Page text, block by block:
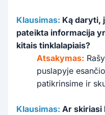
Klausimas: Ką daryti,
pateikta informacija
kitais tinklalapiais?
Atsakymas:
puslapyje
patikrinsime ir
Klausimas: Ar skiriasi